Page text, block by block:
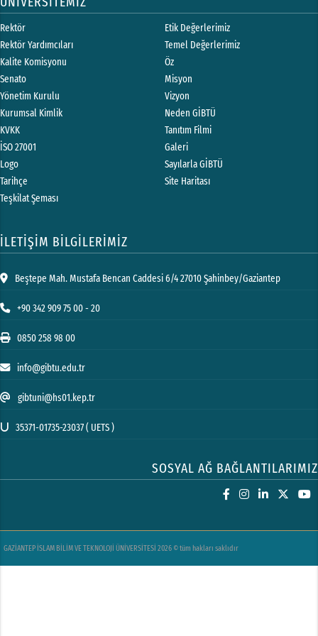
Rektör
Rektör Yardımcıları
Kalite Komisyonu
Senato
Yönetim Kurulu
Kurumsal Kimlik
KVKK
İSO 27001
Logo
Tarihçe
Teşkilat Şeması
Etik Değerlerimiz
Temel Değerlerimiz
Öz
Misyon
Vizyon
Neden GİBTÜ
Tanıtım Filmi
Galeri
Sayılarla GİBTÜ
Site Haritası
İLETİŞİM BİLGİLERİMİZ
Beştepe Mah. Mustafa Bencan Caddesi 6/4 27010 Şahinbey/Gaziantep
+90 342 909 75 00 - 20
0850 258 98 00
info@gibtu.edu.tr
gibtuni@hs01.kep.tr
35371-01735-23037 ( UETS )
SOSYAL AĞ BAĞLANTILARIMIZ
GAZİANTEP İSLAM BİLİM VE TEKNOLOJİ ÜNİVERSİTESİ 2026 © tüm hakları saklıdır